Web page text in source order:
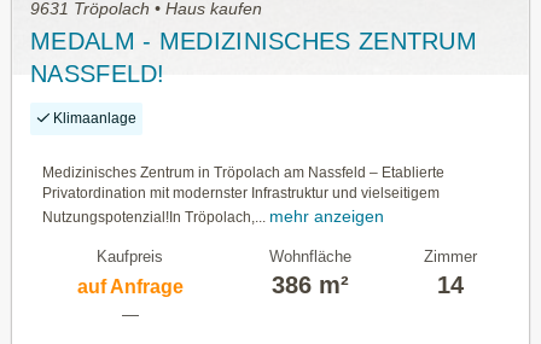
9631 Tröpolach • Haus kaufen
MEDALM - MEDIZINISCHES ZENTRUM
NASSFELD!
Klimaanlage
Medizinisches Zentrum in Tröpolach am Nassfeld – Etablierte
Privatordination mit modernster Infrastruktur und vielseitigem
Nutzungspotenzial!In Tröpolach,... mehr anzeigen
Kaufpreis
auf Anfrage
—
Wohnfläche
386 m²
Zimmer
14